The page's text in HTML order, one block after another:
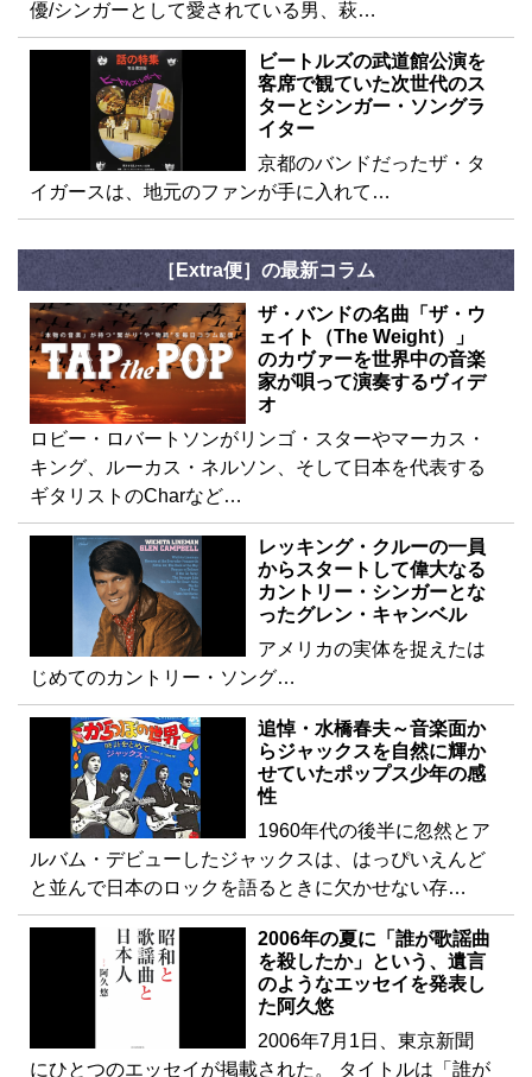
優/シンガーとして愛されている男、萩…
ビートルズの武道館公演を
客席で観ていた次世代のス
ターとシンガー・ソングラ
イター
京都のバンドだったザ・タ
イガースは、地元のファンが手に入れて…
［Extra便］の最新コラム
ザ・バンドの名曲「ザ・ウ
ェイト（The Weight）」
のカヴァーを世界中の音楽
家が唄って演奏するヴィデ
オ
ロビー・ロバートソンがリンゴ・スターやマーカス・
キング、ルーカス・ネルソン、そして日本を代表する
ギタリストのCharなど…
レッキング・クルーの一員
からスタートして偉大なる
カントリー・シンガーとな
ったグレン・キャンベル
アメリカの実体を捉えたは
じめてのカントリー・ソング…
追悼・水橋春夫～音楽面か
らジャックスを自然に輝か
せていたポップス少年の感
性
1960年代の後半に忽然とア
ルバム・デビューしたジャックスは、はっぴいえんど
と並んで日本のロックを語るときに欠かせない存…
2006年の夏に「誰が歌謡曲
を殺したか」という、遺言
のようなエッセイを発表し
た阿久悠
2006年7月1日、東京新聞
にひとつのエッセイが掲載された。 タイトルは「誰が